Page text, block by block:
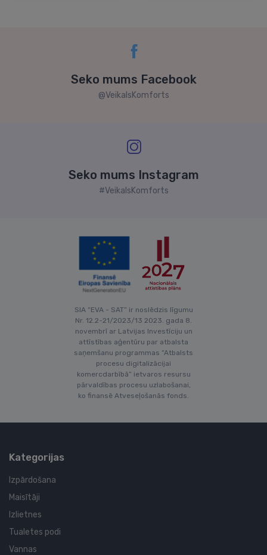
Seko mums Facebook
@VeikalsKomforts
Seko mums Instagram
#VeikalsKomforts
SIA “EVA - SAT” ir noslēdzis līgumu
Nr. 12.2-21/2023/13 2023. gada 8.
novembrī ar Latvijas Investīciju un
attīstības aģentūru par atbalsta
saņemšanu programmas “Atbalsts
procesu digitalizācijai
komercdarbībā” ietvaros resursu
pārvaldības procesu uzlabošanai,
ko finansē Atveseļošanās fonds.
Kategorijas
Izpārdošana
Maisītāji
Izlietnes
Tualetes podi
Vannas